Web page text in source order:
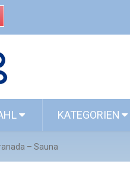
KATEGORIEN
– Sauna